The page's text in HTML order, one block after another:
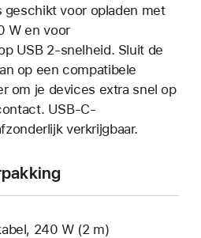
geschikt voor opladen met
W en voor
USB 2-snelheid. Sluit de
op een compatibele
om je devices extra snel op
USB‑C-
verkrijgbaar.
240 W (2 m)